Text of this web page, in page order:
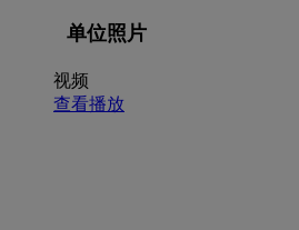
单位照片
视频
查看播放